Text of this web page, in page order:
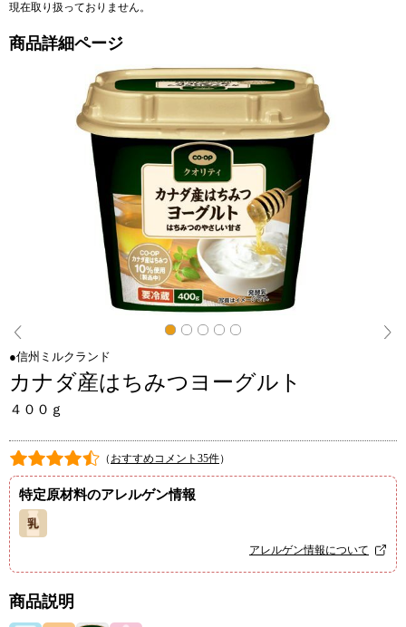
現在取り扱っておりません。
商品詳細ページ
●信州ミルクランド
カナダ産はちみつヨーグルト
４００ｇ
（ おすすめコメント35件）
特定原材料のアレルゲン情報
アレルゲン情報について
商品説明